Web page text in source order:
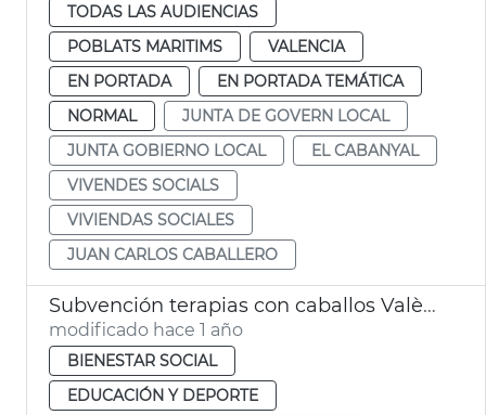
TODAS LAS AUDIENCIAS
POBLATS MARITIMS
VALENCIA
EN PORTADA
EN PORTADA TEMÁTICA
NORMAL
JUNTA DE GOVERN LOCAL
JUNTA GOBIERNO LOCAL
EL CABANYAL
VIVENDES SOCIALS
VIVIENDAS SOCIALES
JUAN CARLOS CABALLERO
Subvención terapias con caballos València
modificado hace 1 año
BIENESTAR SOCIAL
EDUCACIÓN Y DEPORTE